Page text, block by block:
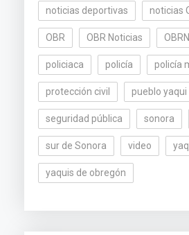
noticias deportivas noticias
OBR OBR Noticias
policiaca policía policía
protección civil pueblo yaqui
seguridad pública sonora
sur de Sonora video
yaquis de obregón